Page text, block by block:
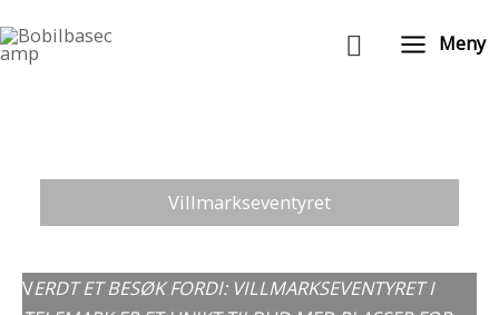
rett
Søk Meny
Villmarkseventyret
VERDT ET BESØK FORDI: VILLMARKSEVENTYRET I